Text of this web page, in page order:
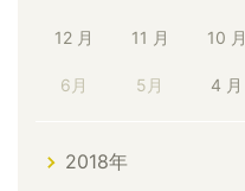
12 月 11 月 10 月
6月 5月 4 月
2018年